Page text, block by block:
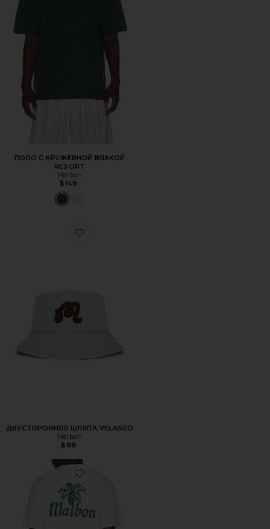
ПОЛО С КРУЖЕВНОЙ ВЯЗКОЙ
RESORT
Malbon
$148
Favorite ДВУСТОРОННЯЯ ШЛЯПА VELASCO
ДВУСТОРОННЯЯ ШЛЯПА VELASCO
Malbon
$88
Favorite ФУТБОЛКА PLAYA BERMUDA